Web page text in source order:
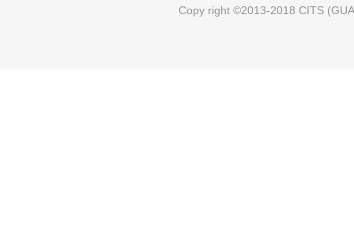
Copy right ©2013-2018 CITS